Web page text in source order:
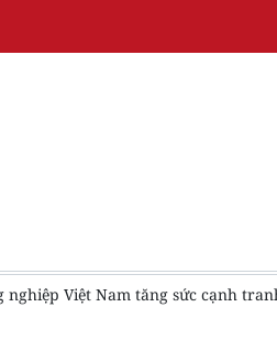
hạ tầng sạc điện tại các trạm